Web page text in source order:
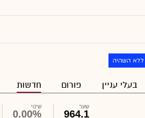
ללא השהיה
בעלי עניין פורום חדשות
שער
964.1
שינוי
0.00%